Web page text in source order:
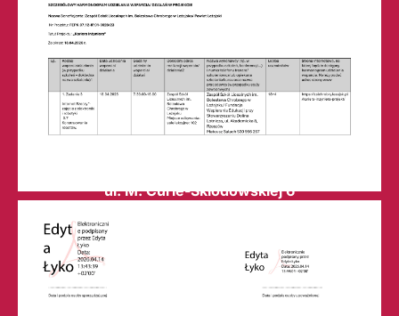
Liceum Ogólnokształcące nr 1
w Leżajsku (RSPO: 69871)
Technikum nr 2
w Leżajsku (RSPO: 69874)
ul. M. Curie-Skłodowskiej 6
tel. 17 242-00-19, fax 17 242-76-28
sekretariat@zslchrobry.lezajsk.pl